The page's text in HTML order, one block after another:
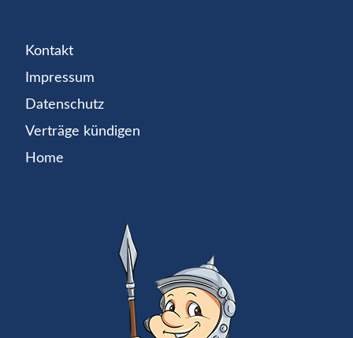
Kontakt
Impressum
Datenschutz
Verträge kündigen
Home